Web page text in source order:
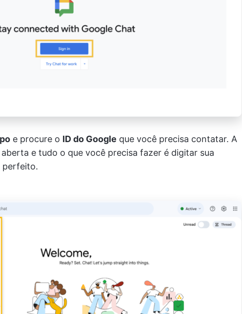
e procure o ID do Google que você precisa contatar. A
e tudo o que você precisa fazer é digitar sua
perfeito.